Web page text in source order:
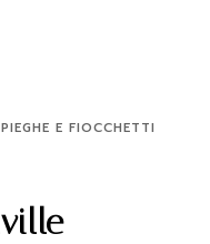
E FIOCCHETTI